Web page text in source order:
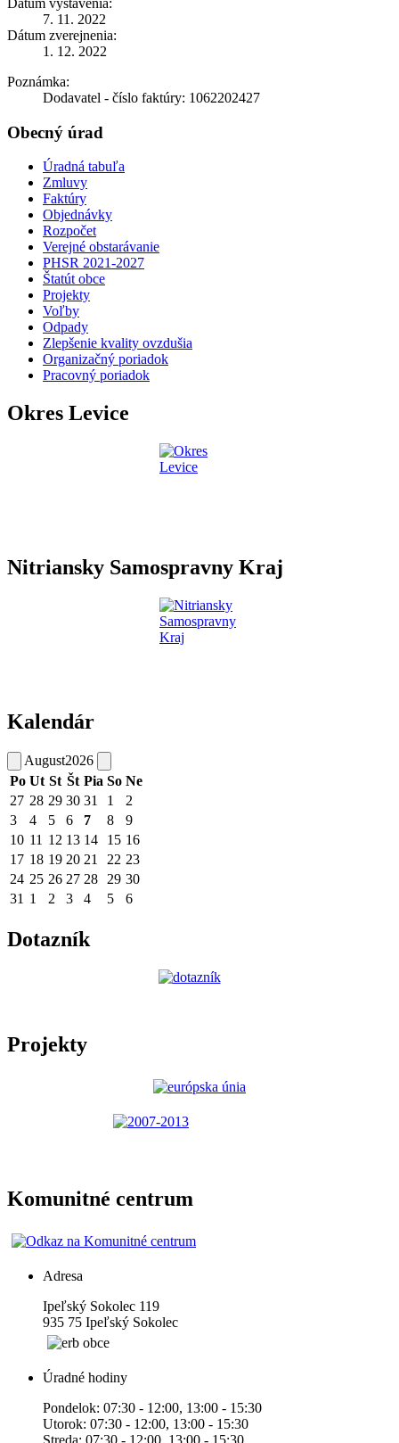
7. 11. 2022
Dátum zverejnenia:
1. 12. 2022
Poznámka:
Dodavatel - číslo faktúry: 1062202427
Obecný úrad
Úradná tabuľa
Zmluvy
Faktúry
Objednávky
Rozpočet
Verejné obstarávanie
PHSR 2021-2027
Štatút obce
Projekty
Voľby
Odpady
Zlepšenie kvality ovzdušia
Organizačný poriadok
Pracovný poriadok
Okres Levice
Nitriansky Samospravny Kraj
Kalendár
August2026
Po Ut St Št Pia So Ne
27 28 29 30 31 1
2
3
4 5 6 7 8
9
10 11 12 13 14 15 16
17 18 19 20 21 22 23
24 25 26 27 28 29 30
31 1 2 3 4 5 6
Dotazník
Projekty
Komunitné centrum
Adresa
Ipeľský Sokolec 119
935 75 Ipeľský Sokolec
Úradné hodiny
Pondelok: 07:30 - 12:00, 13:00 - 15:30
Utorok: 07:30 - 12:00, 13:00 - 15:30